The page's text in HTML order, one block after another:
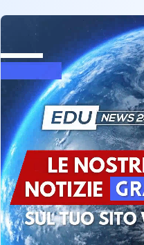
contro la
Lavoro7 ago
Chiusura ex
cassa e 250
pubblici bruciati
Scuola7 ago
Erasmus+ verso
miliardi, in
piano da 420
Lavoro7 ago
Fondo perduto:
significa